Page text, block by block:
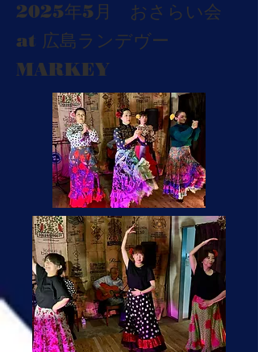
​2025年5月 おさらい会
at 広島ランデヴー
MARKEY